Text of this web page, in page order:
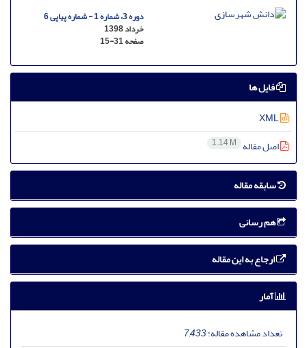
دوره 3، شماره 1 - شماره پیاپی 6
خرداد 1398
صفحه15-31
فایل ها
اصل مقاله 1.14 M
سابقه مقاله
هم رسانی
ارجاع به این مقاله
آمار
تعداد مشاهده مقاله:7,433